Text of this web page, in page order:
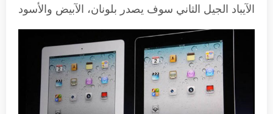
الآيباد الجيل الثاني سوف يصدر بلونان، الآبيض والأسود